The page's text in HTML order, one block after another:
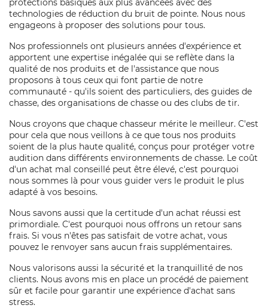
protections basiques aux plus avancées avec des
technologies de réduction du bruit de pointe. Nous nous
engageons à proposer des solutions pour tous.
Nos professionnels ont plusieurs années d'expérience et
apportent une expertise inégalée qui se reflète dans la
qualité de nos produits et de l'assistance que nous
proposons à tous ceux qui font partie de notre
communauté - qu'ils soient des particuliers, des guides de
chasse, des organisations de chasse ou des clubs de tir.
Nous croyons que chaque chasseur mérite le meilleur. C'est
pour cela que nous veillons à ce que tous nos produits
soient de la plus haute qualité, conçus pour protéger votre
audition dans différents environnements de chasse. Le coût
d'un achat mal conseillé peut être élevé, c'est pourquoi
nous sommes là pour vous guider vers le produit le plus
adapté à vos besoins.
Nous savons aussi que la certitude d'un achat réussi est
primordiale. C'est pourquoi nous offrons un retour sans
frais. Si vous n'êtes pas satisfait de votre achat, vous
pouvez le renvoyer sans aucun frais supplémentaires.
Nous valorisons aussi la sécurité et la tranquillité de nos
clients. Nous avons mis en place un procédé de paiement
sûr et facile pour garantir une expérience d'achat sans
stress.